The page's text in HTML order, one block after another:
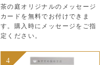
茶の庭オリジナルのメッセージ
カードを無料でお付けできま
す。購入時にメッセージをご指
定ください。
4